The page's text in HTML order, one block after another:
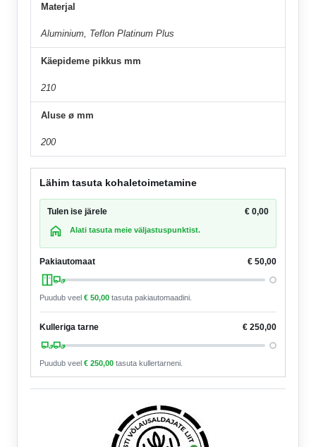
Materjal
Aluminium, Teflon Platinum Plus
Käepideme pikkus mm
210
Aluse ø mm
200
Lähim tasuta kohaletoimetamine
Tulen ise järele € 0,00
Alati tasuta meie väljastuspunktist.
Pakiautomaat € 50,00
Puudub veel € 50,00 tasuta pakiautomaadini.
Kulleriga tarne € 250,00
Puudub veel € 250,00 tasuta kullertarneni.